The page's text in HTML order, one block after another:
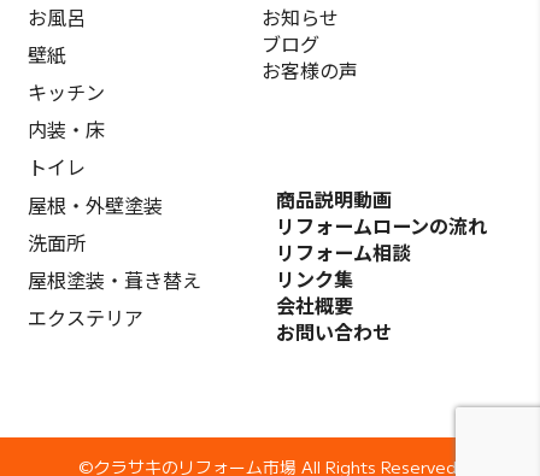
お風呂
壁紙
キッチン
内装・床
トイレ
屋根・外壁塗装
洗面所
屋根塗装・葺き替え
エクステリア
お知らせ
ブログ
お客様の声
商品説明動画
リフォームローンの流れ
リフォーム相談
リンク集
会社概要
お問い合わせ
©️クラサキのリフォーム市場 All Rights Reserved.